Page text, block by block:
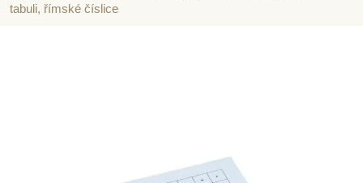
tabuli, římské číslice